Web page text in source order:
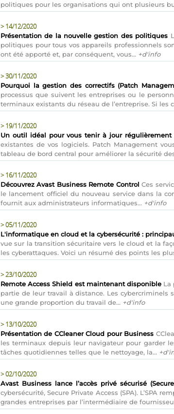
politiques pour les organisations qui ont plusieurs
> 14/12/2020
Présentation de la nouvelle gestion des politiques
politiques pour tous vos appareils professionnels
ont été apporté et, par conséquent, vous... +d'info
>30/11/2020
Pourquoi la gestion des correctifs (Patch
processus que suivent les entreprises ou le
terminaux existants du réseau de l’entreprise. Si les
> 19/11/2020
Un outil idéal pour vous tenir à jour
existantes de vos logiciels. Patch Management
tableau de bord central pour améliorer la sécurité
> 16/11/2020
Découvrez Avast Business Remote Control Ces
le lancement officiel du nouveau service dans la
fournit aux administrateurs informatiques... +d'info
>05/11/2020
L'informatique en cloud et la cybersécurité :
vue sur la transition sécuritaire vers le cloud et la
les cyberattaques. Voici un résumé des points les
>23/10/2020
Remote Access Shield est maintenant disponibleLa
partie de leur travail à distance. Les cybercriminels
une grande proportion du travail de... +d'info
> 13/10/2020
Présentation de CCleaner Cloud pour Business
les terminaux depuis leur navigateur pour garder
tâches quotidiennes telles que le nettoyage, la...
>02/10/2020
Avast Business lance l’accès privé sécurisé
cybersécurité, Secure Private Access (SPA). L’SPA
grandes entreprises par l’intermédiaire de